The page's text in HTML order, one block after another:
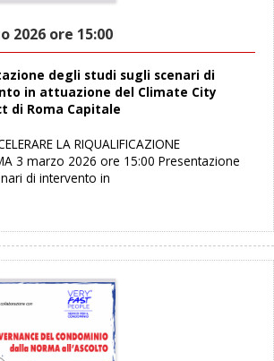
2026 ore 15:00
degli studi sugli scenari di
in attuazione del Climate City
di Roma Capitale
LA RIQUALIFICAZIONE
3 marzo 2026 ore 15:00 Presentazione
di intervento in